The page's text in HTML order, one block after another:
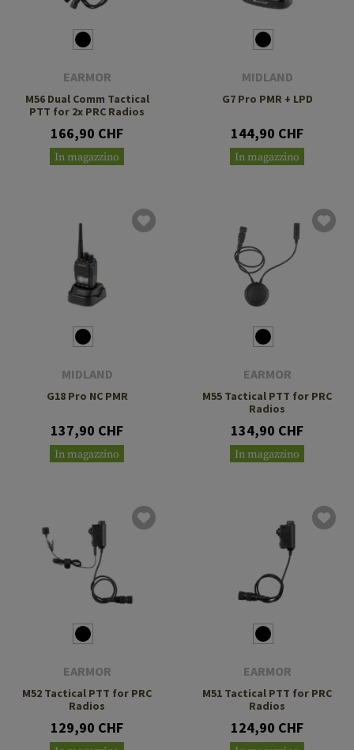
EARMOR
M56 Dual Comm Tactical
PTT for 2x PRC Radios
166,90 CHF
In magazzino
MIDLAND
G7 Pro PMR + LPD
144,90 CHF
In magazzino
MIDLAND
G18 Pro NC PMR
137,90 CHF
In magazzino
EARMOR
M55 Tactical PTT for PRC
Radios
134,90 CHF
In magazzino
EARMOR
M52 Tactical PTT for PRC
Radios
129,90 CHF
EARMOR
M51 Tactical PTT for PRC
Radios
124,90 CHF